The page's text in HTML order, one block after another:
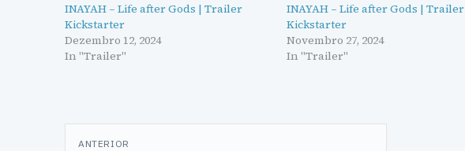
INAYAH – Life after Gods | Trailer
Kickstarter
Dezembro 12, 2024
In "Trailer"
INAYAH – Life after Gods | Trailer
Kickstarter
Novembro 27, 2024
In "Trailer"
Navegação
ANTERIOR